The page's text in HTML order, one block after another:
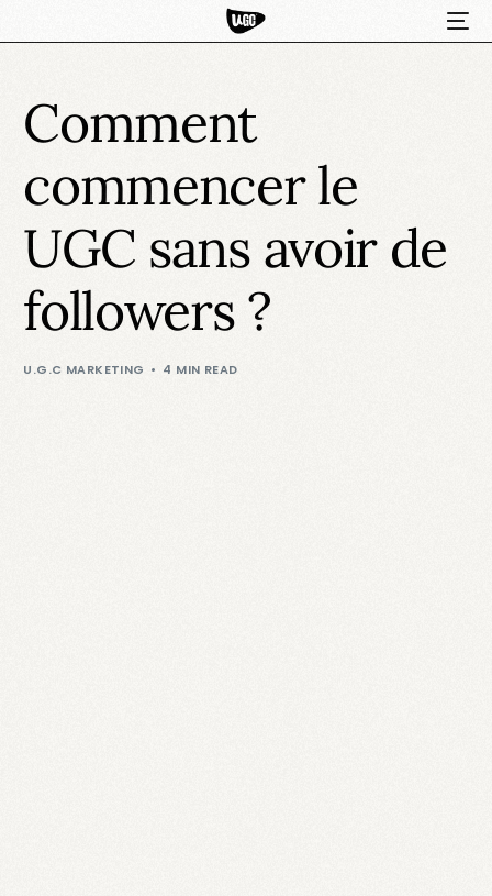
Comment
commencer le
UGC sans avoir de
followers ?
U.G.C MARKETING 4 MIN READ
HOT